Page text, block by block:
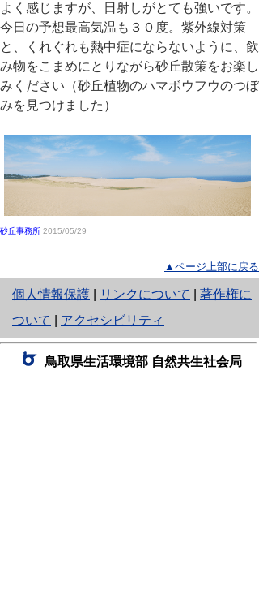
よく感じますが、日射しがとても強いです。
今日の予想最高気温も３０度。紫外線対策
と、くれぐれも熱中症にならないように、飲
み物をこまめにとりながら砂丘散策をお楽し
みください（砂丘植物のハマボウフウのつぼ
みを見つけました）
砂丘事務所 2015/05/29
▲ページ上部に戻る
個人情報保護
と
り
ネ
ッ
リンクについて
著作権に
ついて
アクセシビリティ
鳥取県生活環境部 自然共生社会局